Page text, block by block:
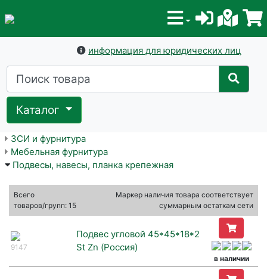
информация для юридических лиц
Каталог
ЗСИ и фурнитура
Мебельная фурнитура
Подвесы, навесы, планка крепежная
Всего
товаров/групп: 15
Маркер наличия товара соответствует
суммарным остаткам сети
9147
Подвес угловой 45*45*18*2
St Zn (Россия)
в наличии